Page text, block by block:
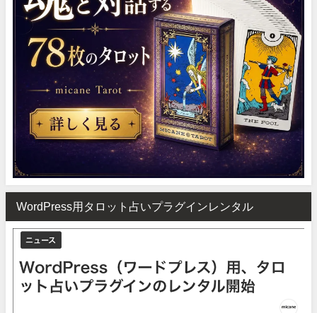
WordPress用タロット占いプラグインレンタル